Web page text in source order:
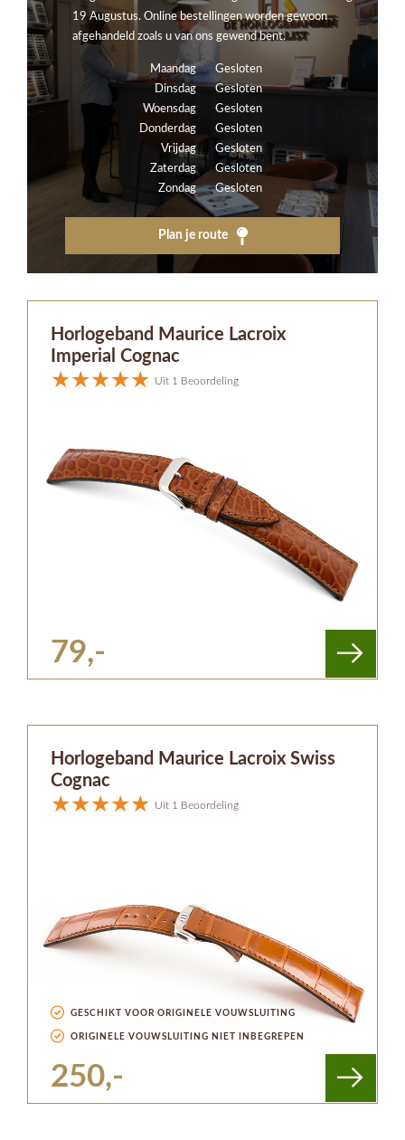
19 Augustus. Online bestellingen worden gewoon
afgehandeld zoals u van ons gewend bent.
Maandag
Gesloten
Dinsdag
Gesloten
Woensdag
Gesloten
Donderdag
Gesloten
Vrijdag
Gesloten
Zaterdag
Gesloten
Zondag
Gesloten
Plan je route
Horlogeband Maurice Lacroix
Imperial Cognac
Uit 1 Beoordeling
79,-
Horlogeband Maurice Lacroix Swiss
Cognac
Uit 1 Beoordeling
GESCHIKT VOOR ORIGINELE VOUWSLUITING
ORIGINELE VOUWSLUITING NIET INBEGREPEN
250,-